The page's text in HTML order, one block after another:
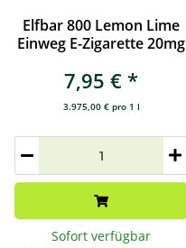
Elfbar 800 Lemon Lime
Einweg E-Zigarette 20mg
7,95 € *
3.975,00 € pro 1 l
Sofort verfügbar